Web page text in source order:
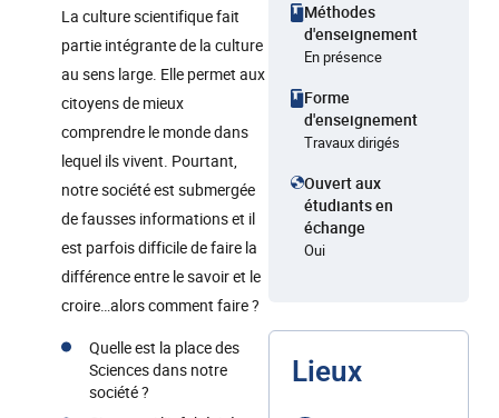
La culture scientifique fait
partie intégrante de la culture
au sens large. Elle permet aux
citoyens de mieux
comprendre le monde dans
lequel ils vivent. Pourtant,
notre société est submergée
de fausses informations et il
est parfois difficile de faire la
différence entre le savoir et le
croire…alors comment faire ?
Quelle est la place des
Sciences dans notre
société ?
Méthodes
d'enseignement
En présence
Forme
d'enseignement
Travaux dirigés
Ouvert aux
étudiants en
échange
Oui
Lieux